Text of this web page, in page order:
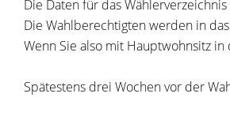
Die Daten für das
Die Wahlberechtigten werden in
Wenn Sie also mit Hauptwohnsitz
Spätestens drei Wochen vor der